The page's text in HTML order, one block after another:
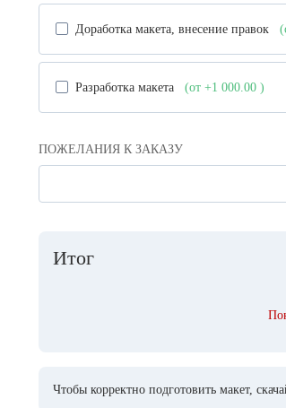
Доработка макета, внесение правок
Разработка макета (от +1 000.00 )
ПОЖЕЛАНИЯ К ЗАКАЗУ
Итог
Чтобы корректно подготовить макет,